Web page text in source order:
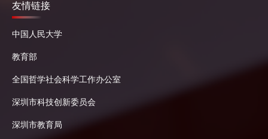
友情链接
中国人民大学
教育部
全国哲学社会科学工作办公室
深圳市科技创新委员会
深圳市教育局